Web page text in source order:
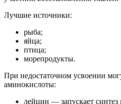
Лучшие источники:
рыба;
яйца;
птица;
морепродукты.
При недостаточном усвоении
аминокислоты:
лейцин — запускает